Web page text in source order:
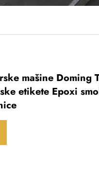
mašine Doming
etikete Epoxi